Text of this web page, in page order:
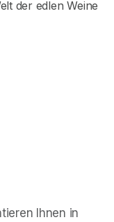
der edlen Weine
Ihnen in